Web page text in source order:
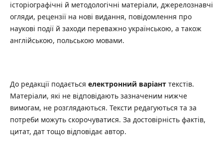
історіографічні й методологічні матеріали, джерелознавчі
огляди, рецензії на нові видання, повідомлення про
наукові події й заходи переважно українською, а також
англійською, польською мовами.
До редакції подається електронний варіант текстів.
Матеріали, які не відповідають зазначеним нижче
вимогам, не розглядаються. Тексти редагуються та за
потреби можуть скорочуватися. За достовірність фактів,
цитат, дат тощо відповідає автор.